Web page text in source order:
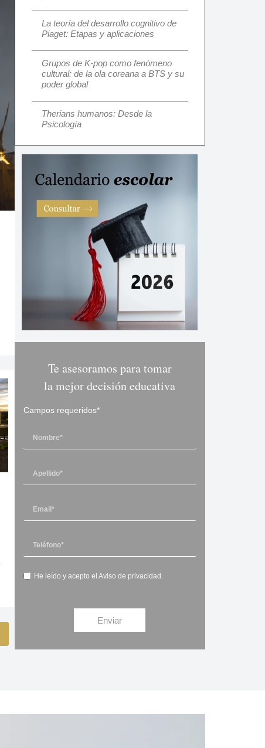
La teoría del desarrollo cognitivo de
Piaget: Etapas y aplicaciones
Grupos de K-pop como fenómeno
cultural: de la ola coreana a BTS y su
poder global
Therians humanos: Desde la
Psicología
Te asesoramos para tomar
la mejor decisión educativa
Campos requeridos*
He leído y acepto el Aviso de privacidad .
Enviar